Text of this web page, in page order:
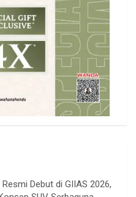
Debut di GIIAS 2026,